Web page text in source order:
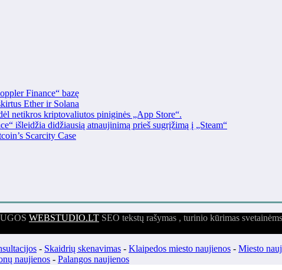
Finance“ bazę
Ether ir Solana
netikros kriptovaliutos piniginės „App Store“.
išleidžia didžiausią atnaujinimą prieš sugrįžimą į „Steam“
Scarcity Case
WEBSTUDIO.LT SEO tekstų rašymas , turinio kūrimas
- Skaidrių skenavimas - Klaipedos miesto naujienos - Miesto
naujienos - Palangos naujienos